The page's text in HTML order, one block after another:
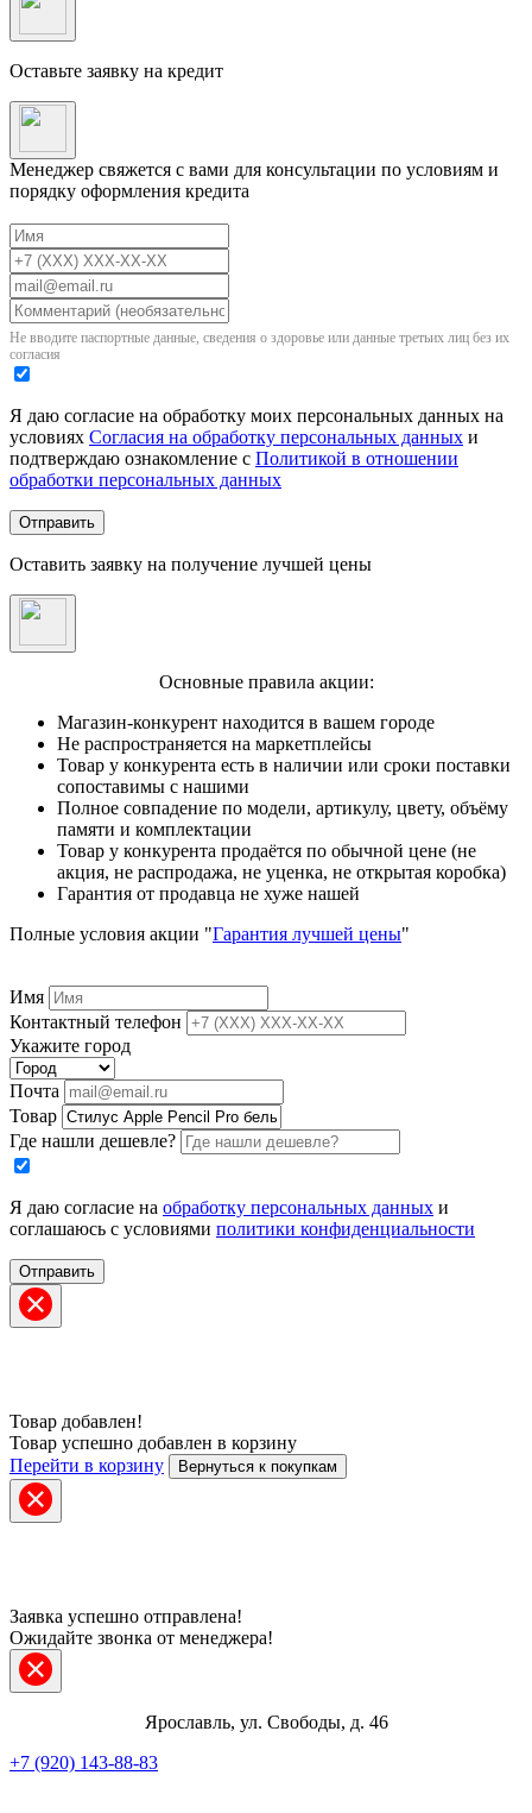
Оставьте заявку на кредит
Менеджер свяжется с вами для консультации по условиям и
порядку оформления кредита
Не вводите паспортные данные, сведения о здоровье или данные третьих лиц без их
согласия
Я даю согласие на обработку моих персональных данных на
условиях Согласия на обработку персональных данных и
подтверждаю ознакомление с Политикой в отношении
обработки персональных данных
Отправить
Оставить заявку на получение лучшей цены
Основные правила акции:
Магазин-конкурент находится в вашем городе
Не распространяется на маркетплейсы
Товар у конкурента есть в наличии или сроки поставки
сопоставимы с нашими
Полное совпадение по модели, артикулу, цвету, объёму
памяти и комплектации
Товар у конкурента продаётся по обычной цене (не
акция, не распродажа, не уценка, не открытая коробка)
Гарантия от продавца не хуже нашей
Полные условия акции "Гарантия лучшей цены"
Имя
Контактный телефон
Укажите город
Почта
Товар
Где нашли дешевле?
Я даю согласие на обработку персональных данных и
соглашаюсь с условиями политики конфиденциальности
Отправить
Товар добавлен!
Товар успешно добавлен в корзину
Перейти в корзину
Вернуться к покупкам
Заявка успешно отправлена!
Ожидайте звонка от менеджера!
Ярославль, ул. Свободы, д. 46
+7 (920) 143-88-83